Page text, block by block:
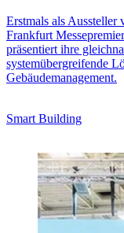
Erstmals als
Frankfurt
präsentiert ihre
systemübergreifende
Gebäudemanagement.
Smart Building